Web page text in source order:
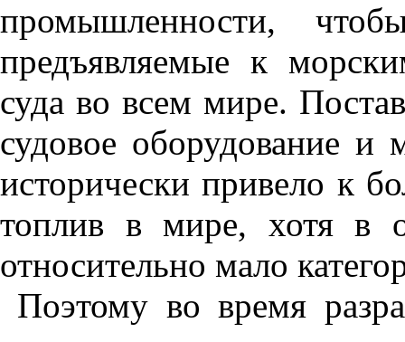
промышленности,
предъявляемые к
суда во всем мире.
судовое оборудование и
исторически привело к
топлив в мире, хотя в
относительно мало
Поэтому во время